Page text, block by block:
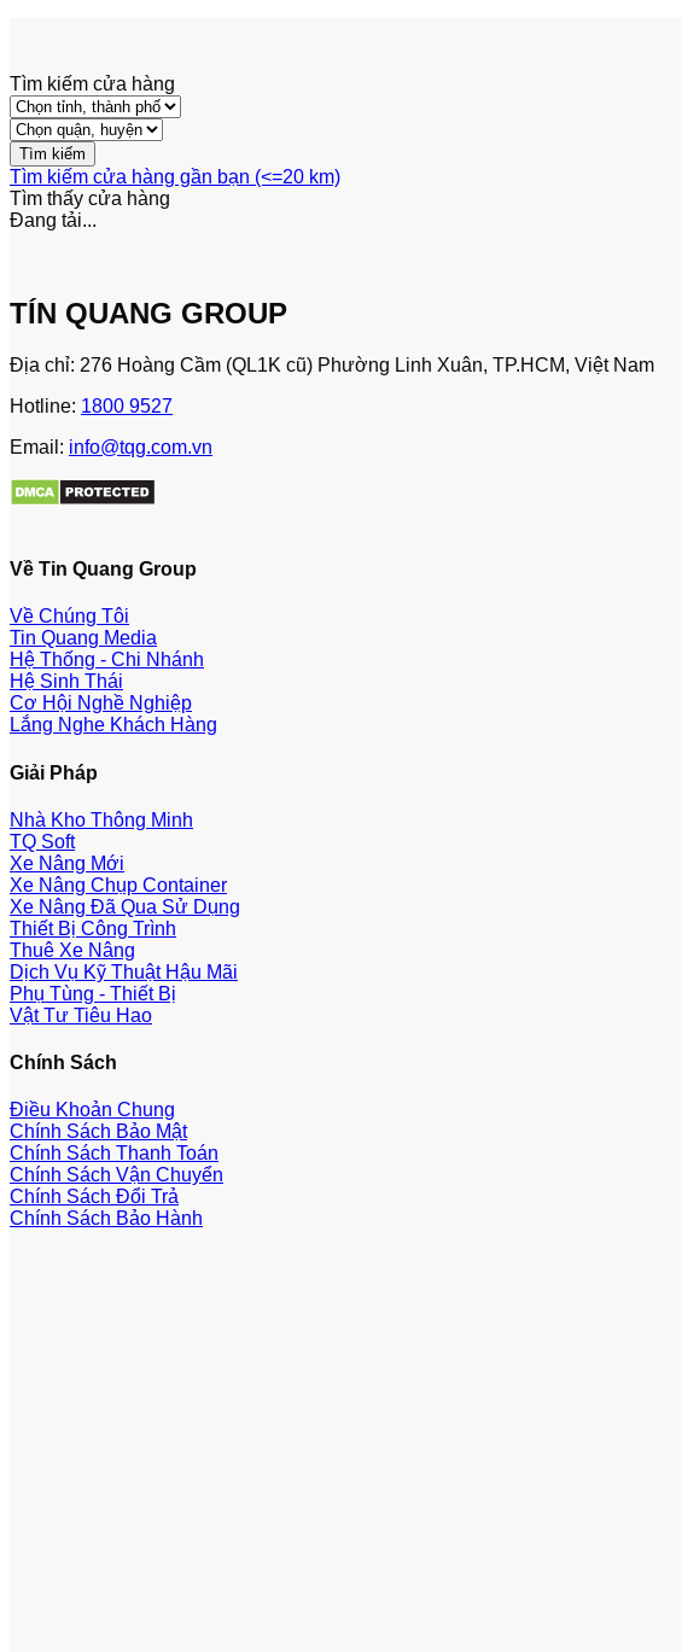
Tìm kiếm cửa hàng
Tìm kiếm cửa hàng gần bạn (<=20 km)
Tìm thấy cửa hàng
Đang tải...
TÍN QUANG GROUP
Địa chỉ: 276 Hoàng Cầm (QL1K cũ) Phường Linh Xuân, TP.HCM, Việt Nam
Hotline: 1800 9527
Email: info@tqg.com.vn
Về Tin Quang Group
Về Chúng Tôi
Tin Quang Media
Hệ Thống - Chi Nhánh
Hệ Sinh Thái
Cơ Hội Nghề Nghiệp
Lắng Nghe Khách Hàng
Giải Pháp
Nhà Kho Thông Minh
TQ Soft
Xe Nâng Mới
Xe Nâng Chụp Container
Xe Nâng Đã Qua Sử Dụng
Thiết Bị Công Trình
Thuê Xe Nâng
Dịch Vụ Kỹ Thuật Hậu Mãi
Phụ Tùng - Thiết Bị
Vật Tư Tiêu Hao
Chính Sách
Điều Khoản Chung
Chính Sách Bảo Mật
Chính Sách Thanh Toán
Chính Sách Vận Chuyển
Chính Sách Đổi Trả
Chính Sách Bảo Hành